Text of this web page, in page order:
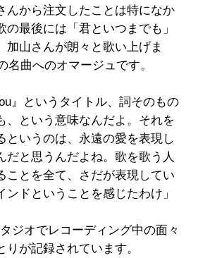
んから注文したことは特になか
の最後には「君といつまでも」
加山さんが朗々と歌い上げま
名曲へのオマージュです。
』というタイトル、詞そのもの
、という意味なんだよ。それを
というのは、永遠の愛を表現し
だと思うんだよね。歌を歌う人
ことを全て、さだが表現してい
ンドということを感じたわけ」
ジオでレコーディング中の面々
が記録されています。